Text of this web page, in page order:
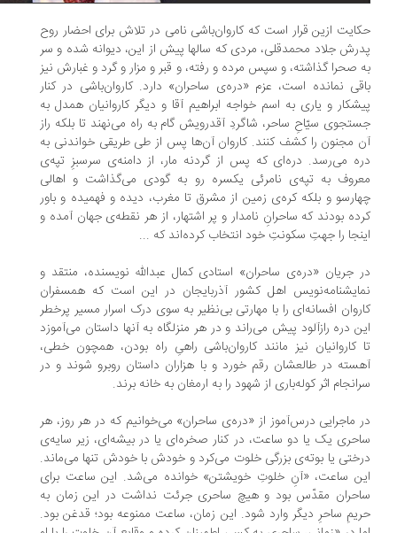
ازین قرار است که کاروان‌باشی نامی در تلاش برای احضار روح
جلاد محمدقلی، مردی که سال‏ها پیش از این، دیوانه شده و سر
صحرا گذاشته، و سپس مرده و رفته، و قبر و مزار و گرد و غبارش نیز
نمانده است، عزم «دره‌ی ساحران» دارد. کاروان‌باشی در کنار
و یاری به اسم خواجه ‏ابراهیم آقا و دیگر کاروانیان همدل به
سیّاحِ ساحر، شاگردِ آق‏درویش گام به راه می‌نهند تا بلکه راز
مجنون را کشف کنند. کاروان آن‌ها پس از طی طریقی خواندنی به
می‌رسد. دره‌ای که پس از گردنه مار، از دامنه‌ی سرسبزِ تپه‌ی
به تپه‌ی نامرئی یکسره رو به گودی می‌گذاشت و اهالی
و بلکه کره‌ی زمین از مشرق تا مغرب، دیده و فهمیده و باور
بودند که ساحرانِ نامدار و پر اشتهار، از هر نقطه‌ی جهان آمده و
را جهتِ سکونتِ خود انتخاب کرده‌اند که ...
جریان «دره‌ی ساحران» استادی کمال عبدالله نویسنده، منتقد و
اهل کشور آذربایجان در این است که همسفران
افسانه‌ای را با مهارتی بی‌نظیر به سوی درک اسرار مسیر پرخطر
دره رازآلود پیش می‌راند و در هر منزلگاه به آنها داستان می‌آموزد
کاروانیان نیز مانند کاروان‌باشی راهیِ راه بودن، همچون خطی،
در طالعشان رقم خورد و با هزاران داستان روبرو شوند و در
اثر کوله‌باری از شهود را به ارمغان به خانه برند.
ماجرایی درس‌آموز از «دره‌ی ساحران» می‌خوانیم که در هر روز، هر
یک یا دو ساعت، در کنار صخره‌ای یا در بیشه‌ای، زیر سایه‌ی
یا بوته‌ی بزرگی خلوت می‌کرد و خودش با خودش تنها می‌ماند.
ساعت، «آنِ خلوتِ خویشتن» خوانده می‌شد. این ساعت برای
مقدّس بود و هیچ ساحری جرئت نداشت در این زمان به
ساحرِ دیگر وارد شود. این زمان، ساعت ممنوعه بود؛ قدغن بود.